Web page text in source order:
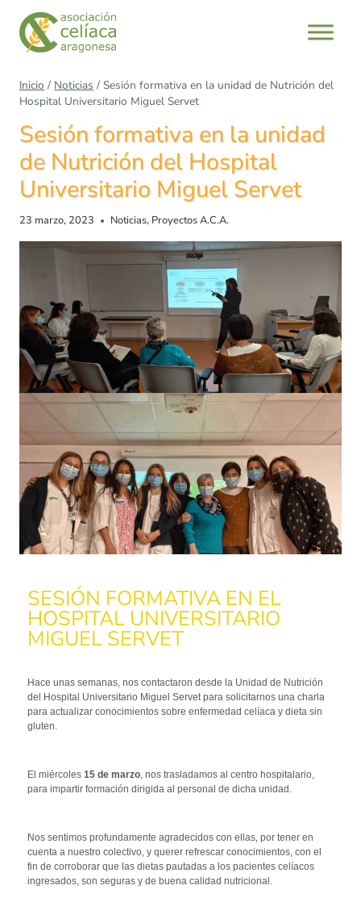
Inicio / Noticias / Sesión formativa en la unidad de Nutrición del
Hospital Universitario Miguel Servet
Sesión formativa en la unidad
de Nutrición del Hospital
Universitario Miguel Servet
23 marzo, 2023 Noticias, Proyectos A.C.A.
SESIÓN FORMATIVA EN EL
HOSPITAL UNIVERSITARIO
MIGUEL SERVET
Hace unas semanas, nos contactaron desde la Unidad de Nutrición
del Hospital Universitario Miguel Servet para solicitarnos una charla
para actualizar conocimientos sobre enfermedad celíaca y dieta sin
gluten.
El miércoles 15 de marzo , nos trasladamos al centro hospitalario,
para impartir formación dirigida al personal de dicha unidad.
Nos sentimos profundamente agradecidos con ellas, por tener en
cuenta a nuestro colectivo, y querer refrescar conocimientos, con el
fin de corroborar que las dietas pautadas a los pacientes celíacos
ingresados, son seguras y de buena calidad nutricional.